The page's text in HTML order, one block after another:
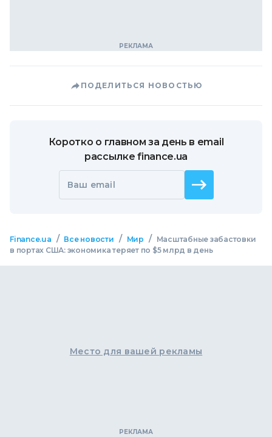
ПОДЕЛИТЬСЯ НОВОСТЬЮ
Коротко о главном за день в email
рассылке finance.ua
Ваш email
Finance.ua / Все новости / Мир /
Масштабные забастовки
в портах США: экономика теряет по $5 млрд в день
Место для вашей рекламы